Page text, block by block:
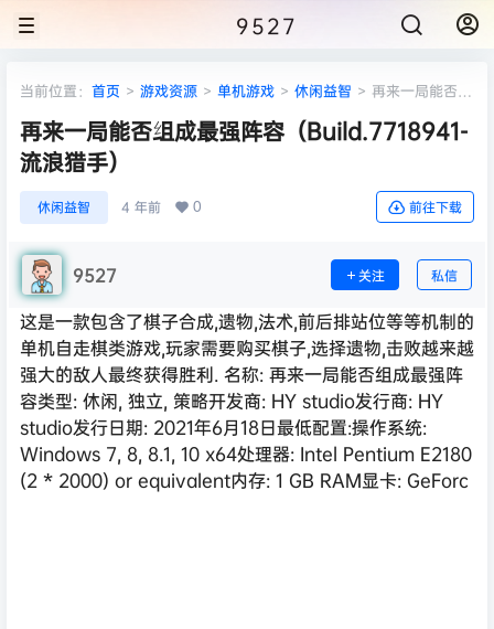
9527
当前位置： 首页 > 游戏资源 > 单机游戏 > 休闲益智 > 再来一局能否组
再来一局能否组成最强阵容（Build.7718941-
流浪猎手）
休闲益智 4 年前 0 前往下载
9527 关注 私信
这是一款包含了棋子合成,遗物,法术,前后排站位等等机制的
单机自走棋类游戏,玩家需要购买棋子,选择遗物,击败越来越
强大的敌人最终获得胜利. 名称: 再来一局能否组成最强阵
容类型: 休闲, 独立, 策略开发商: HY studio发行商: HY
studio发行日期: 2021年6月18日最低配置:操作系统:
Windows 7, 8, 8.1, 10 x64处理器: Intel Pentium E2180
(2 * 2000) or equivalent内存: 1 GB RAM显卡: GeForc